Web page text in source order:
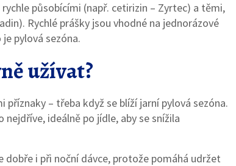
působícími (např. cetirizin – Zyrtec) a těmi,
Rychlé prášky jsou vhodné na jednorázové
pylová sezóna.
užívat?
příznaky – třeba když se blíží jarní pylová sezóna.
ideálně po jídle, aby se snížila
i při noční dávce, protože pomáhá udržet